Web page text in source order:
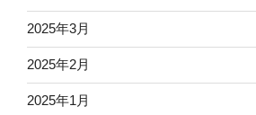
2025年3月
2025年2月
2025年1月